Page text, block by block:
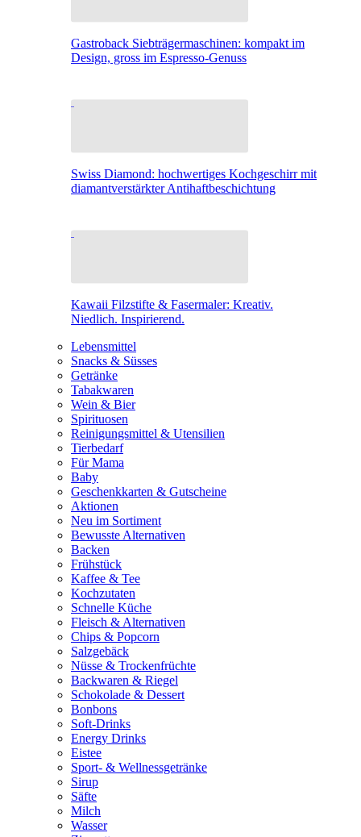
Gastroback Siebträgermaschinen: kompakt im
Design, gross im Espresso-Genuss
Swiss Diamond: hochwertiges Kochgeschirr mit
diamantverstärkter Antihaftbeschichtung
Kawaii Filzstifte & Fasermaler: Kreativ.
Niedlich. Inspirierend.
Lebensmittel
Snacks & Süsses
Getränke
Tabakwaren
Wein & Bier
Spirituosen
Reinigungsmittel & Utensilien
Tierbedarf
Für Mama
Baby
Geschenkkarten & Gutscheine
Aktionen
Neu im Sortiment
Bewusste Alternativen
Backen
Frühstück
Kaffee & Tee
Kochzutaten
Schnelle Küche
Fleisch & Alternativen
Chips & Popcorn
Salzgebäck
Nüsse & Trockenfrüchte
Backwaren & Riegel
Schokolade & Dessert
Bonbons
Soft-Drinks
Energy Drinks
Eistee
Sport- & Wellnessgetränke
Sirup
Säfte
Milch
Wasser